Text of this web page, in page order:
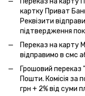
картку Приват
Реквізити
підтвердження
Переказ на карту
відправимо в смс
Грошовий переказ
Пошти. Комісія за
грн + 2% від суми